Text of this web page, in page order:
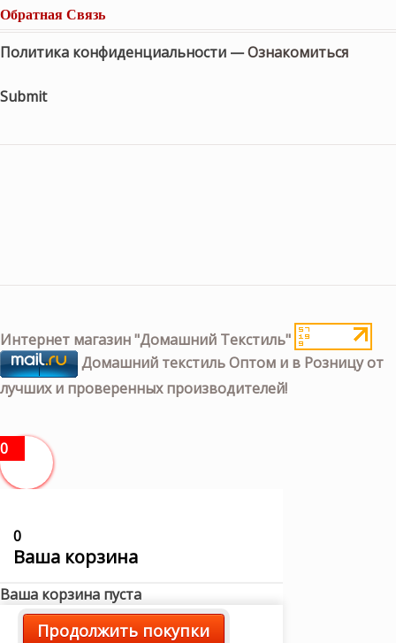
Обратная Связь
Политика конфиденциальности —Ознакомиться
Submit
Интернет магазин "Домашний Текстиль"
Домашний текстиль Оптом и в Розницу от
лучших и проверенных производителей!
0
0
Ваша корзина
Ваша корзина пуста
Продолжить покупки